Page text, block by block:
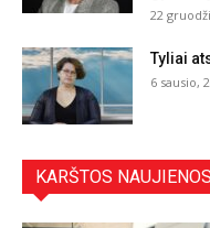
22
Tyliai
6 sausio,
KARŠTOS NAUJIENOS